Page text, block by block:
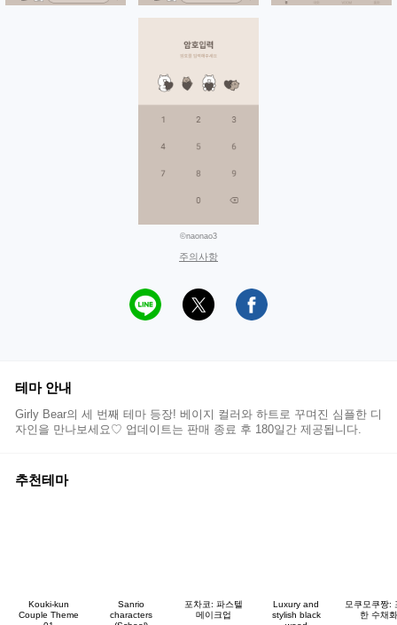
©naonao3
주의사항
테마 안내
Girly Bear의 세 번째 테마 등장! 베이지 컬러와 하트로 꾸며진 심플한 디
자인을 만나보세요♡ 업데이트는 판매 종료 후 180일간 제공됩니다.
추천테마
Kouki-kun
Couple Theme
Sanrio
characters
포차코: 파스텔
메이크업
Luxury and
stylish black
모쿠모쿠짱:
한 수채화